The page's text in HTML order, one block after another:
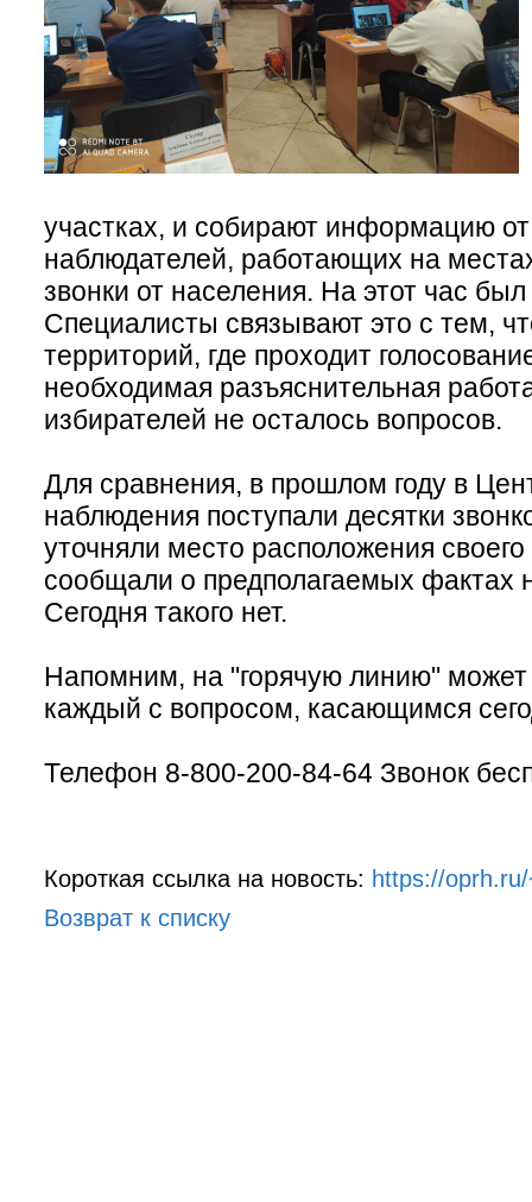
участках, и собирают информацию
наблюдателей, работающих на
звонки от населения. На этот час был
Специалисты связывают это с тем,
территорий, где проходит
необходимая разъяснительная
избирателей не осталось вопросов.
Для сравнения, в прошлом году в
наблюдения поступали десятки
уточняли место расположения своего
сообщали о предполагаемых фактах
Сегодня такого нет.
Напомним, на "горячую линию" может
каждый с вопросом, касающимся
Телефон 8-800-200-84-64 Звонок
Короткая ссылка на новость: https://
Возврат к списку